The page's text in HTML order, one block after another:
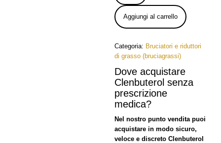
–
Clenbuterol
quantità
Aggiungi al carrello
Categoria: Bruciatori e riduttori
di grasso (bruciagrassi)
Dove acquistare
Clenbuterol senza
prescrizione
medica?
Nel nostro punto vendita puoi
acquistare in modo sicuro,
veloce e discreto Clenbuterol